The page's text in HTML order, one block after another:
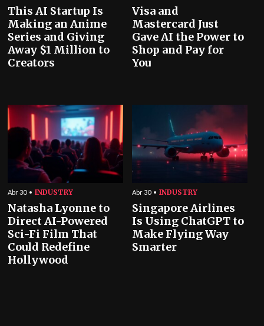
This AI Startup Is
Making an Anime
Series and Giving
Away $1 Million to
Creators
Visa and
Mastercard Just
Gave AI the Power to
Shop and Pay for
You
Abr 30 INDUSTRY
Natasha Lyonne to
Direct AI-Powered
Sci-Fi Film That
Could Redefine
Hollywood
Abr 30 INDUSTRY
Singapore Airlines
Is Using ChatGPT to
Make Flying Way
Smarter